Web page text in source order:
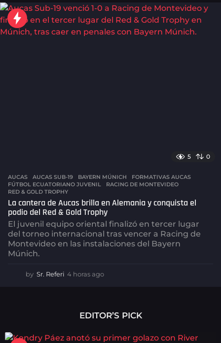
r
a
s
a
5 0
AUCAS AUCAS SUB-19 ,BAYERN MÚNICH ,FORMATIVAS AUCAS
FÚTBOL ECUATORIANO JUVENIL
,RACING DE MONTEVIDEO
RED & GOLD TROPHY
La cantera de Aucas brilla en Alemania y conquista el
podio del Red & Gold Trophy
El juvenil equipo oriental finalizó en tercer lugar
del torneo internacional tras vencer a Racing de
Montevideo en las instalaciones del Bayern
Múnich.
by Sr. Referi 4 horas ago
a
s
g
EDITOR’S PICK